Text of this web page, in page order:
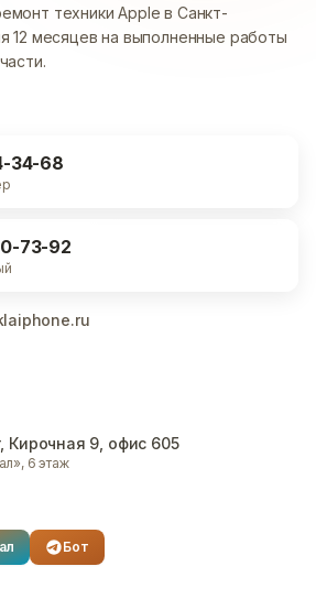
техники Apple в Санкт-
12 месяцев на выполненные работы
34-68
73-92
, Кирочная 9, офис 605
6 этаж
Бот